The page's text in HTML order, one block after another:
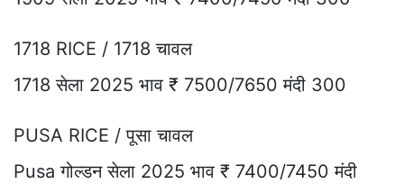
1718 RICE / 1718 चावल
1718 सेला 2025 भाव ₹ 7500/7650 मंदी 300
PUSA RICE / पूसा चावल
Pusa गोल्डन सेला 2025 भाव ₹ 7400/7450 मंदी